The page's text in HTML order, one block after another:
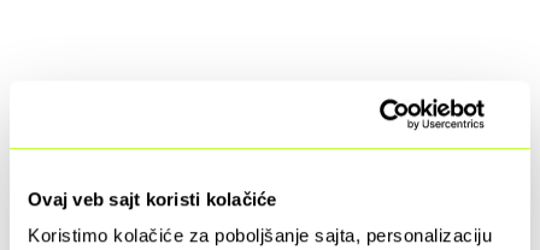
Ovaj veb sajt koristi kolačiće
Koristimo kolačiće za poboljšanje sajta, personalizaciju